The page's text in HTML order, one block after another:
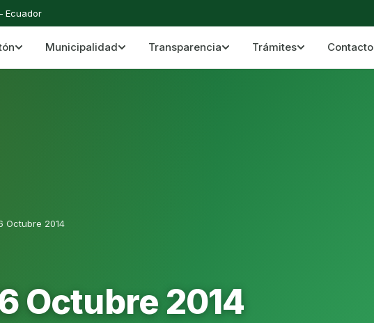
Ecuador
Mera Cantón Mera · Pastaza · Llanganates y Amazonía ecuatoriana
Municipalidad Transparencia Trámites Contacto
Octubre 2014
Octubre 2014